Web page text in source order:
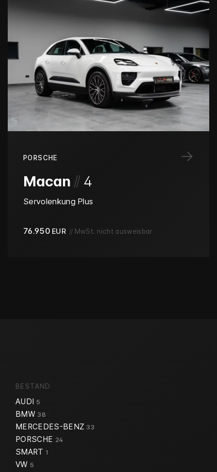
→
PORSCHE
Macan // 4
Servolenkung Plus
76.950 EUR // MwSt. nicht ausweisbar
BESTAND
AUDI 5
BMW38
MERCEDES-BENZ33
PORSCHE 24
SMART 1
VW 5